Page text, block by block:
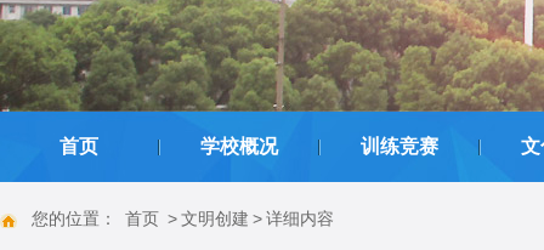
首页 学校概况 训练竞赛 文
您的位置： 首页 >文明创建 >详细内容